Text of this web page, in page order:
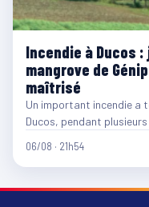
Incendie à Ducos
mangrove de
maîtrisé
Un important incendie a
Ducos, pendant
06/08 · 21h54